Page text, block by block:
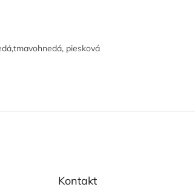
piesková
Kontakt